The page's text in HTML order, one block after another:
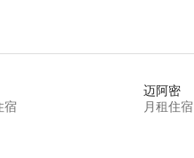
宿
迈阿密
月租住宿